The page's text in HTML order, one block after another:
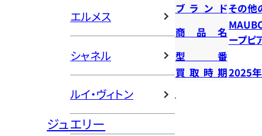
エルメス
シャネル
ルイ・ヴィトン
ジュエリー
ブランドその他
商品名
ープピ
型番
買取時期2025